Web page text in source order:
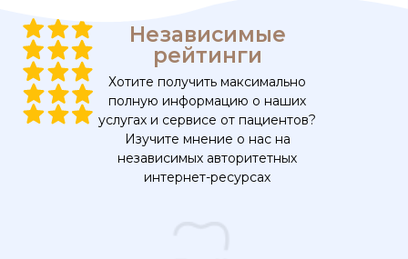
Хотите получить максимально
полную информацию о наших
услугах и сервисе от пациентов?
Изучите мнение о нас на
независимых авторитетных
интернет-ресурсах
Независимые
рейтинги